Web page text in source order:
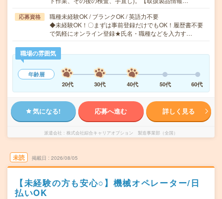
応募資格
職種未経験OK / ブランクOK / 英語力不要
◆未経験OK！〇まずは事前登録だけでもOK！履歴書不要
で気軽にオンライン登録★氏名・職種などを入力す…
職場の雰囲気
年齢層
20代
30代 40代 50代 60代
気になる! 応募へ進む 詳しく見る
派遣会社 株式会社綜合キャリアオプション 製造事業部（全国）
未読 掲載日 2026/08/05
【未経験の方も安心○】機械オペレーター/日
払いOK